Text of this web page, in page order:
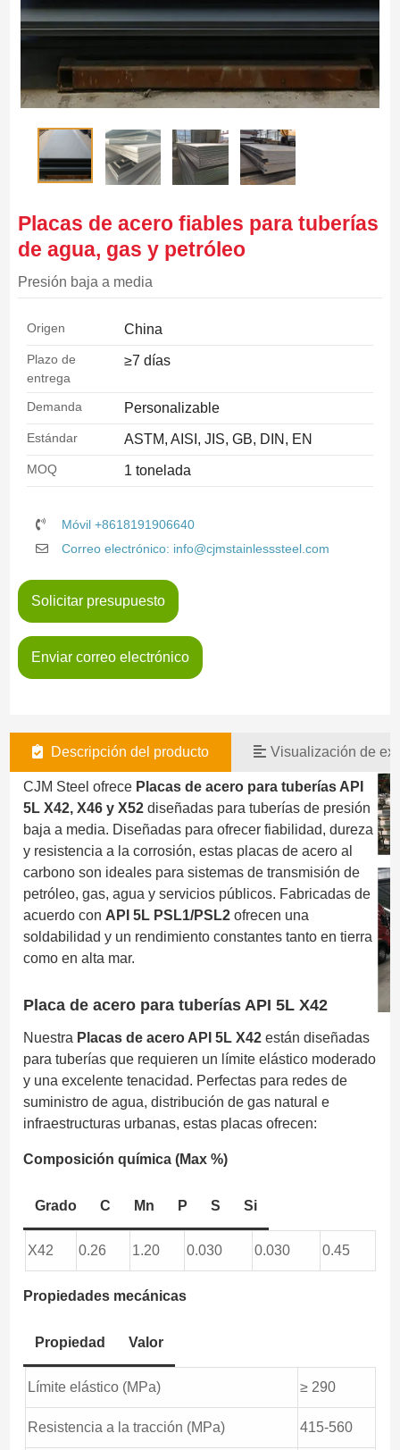
Placas de acero fiables para tuberías
de agua, gas y petróleo
Presión baja a media
Origen China
Plazo de
entrega
≥7 días
Demanda Personalizable
Estándar ASTM, AISI, JIS, GB, DIN, EN
MOQ 1 tonelada
Móvil +8618191906640
Correo electrónico: info@cjmstainlesssteel.com
Solicitar presupuesto
Enviar correo electrónico
Descripción del producto Visualización de
CJM Steel ofrece Placas de acero para tuberías API
5L X42, X46 y X52 diseñadas para tuberías de presión
baja a media. Diseñadas para ofrecer fiabilidad, dureza
y resistencia a la corrosión, estas placas de acero al
carbono son ideales para sistemas de transmisión de
petróleo, gas, agua y servicios públicos. Fabricadas de
acuerdo con API 5L PSL1/PSL2 ofrecen una
soldabilidad y un rendimiento constantes tanto en tierra
como en alta mar.
Placa de acero para tuberías API 5L X42
Nuestra Placas de acero API 5L X42 están diseñadas
para tuberías que requieren un límite elástico moderado
y una excelente tenacidad. Perfectas para redes de
suministro de agua, distribución de gas natural e
infraestructuras urbanas, estas placas ofrecen:
Composición química (Max %)
Grado C Mn P S Si
X42 0.26 1.20 0.030 0.030 0.45
Propiedades mecánicas
Propiedad Valor
Límite elástico (MPa) ≥ 290
Resistencia a la tracción (MPa) 415-560